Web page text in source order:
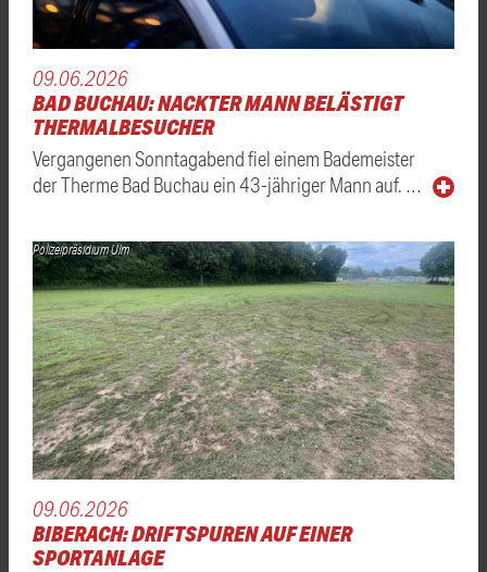
09.06.2026
BAD BUCHAU: NACKTER MANN BELÄSTIGT
THERMALBESUCHER
Vergangenen Sonntagabend fiel einem Bademeister
der Therme Bad Buchau ein 43-jähriger Mann auf. …
Polizeipräsidium Ulm
09.06.2026
BIBERACH: DRIFTSPUREN AUF EINER
SPORTANLAGE